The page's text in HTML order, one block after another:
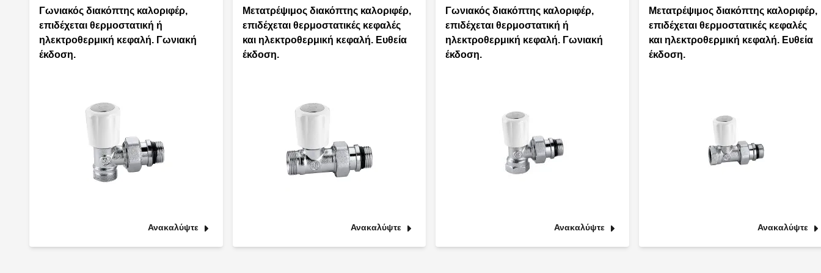
Γωνιακός διακόπτης καλοριφέρ,
επιδέχεται θερμοστατική ή
ηλεκτροθερμική κεφαλή. Γωνιακή
έκδοση.
Ανακαλύψτε
Μετατρέψιμος διακόπτης καλοριφέρ,
επιδέχεται θερμοστατικές κεφαλές
και ηλεκτροθερμική κεφαλή. Ευθεία
έκδοση.
Ανακαλύψτε
Γωνιακός διακόπτης καλοριφέρ,
επιδέχεται θερμοστατική ή
ηλεκτροθερμική κεφαλή. Γωνιακή
έκδοση.
Ανακαλύψτε
Μετατρέψιμος διακόπτης καλοριφέρ,
επιδέχεται θερμοστατικές κεφαλές
και ηλεκτροθερμική κεφαλή. Ευθεία
έκδοση.
Ανακαλύψτε